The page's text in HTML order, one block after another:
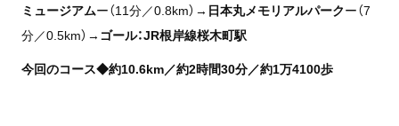
ミュージアムー（11分／0.8km）→ 日本丸メモリアルパークー（7
分／0.5km）→ ゴール：JR根岸線桜木町駅
今回のコース◆約10.6km／約2時間30分／約1万4100歩